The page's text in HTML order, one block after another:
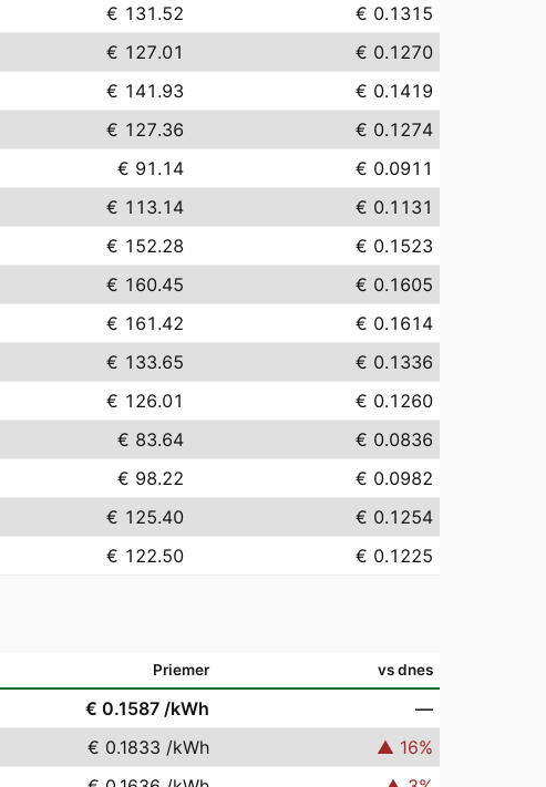
€ 131.52
€ 0.1315
€ 127.01
€ 0.1270
€ 141.93
€ 0.1419
€ 127.36
€ 0.1274
€ 91.14
€ 0.0911
€ 113.14
€ 0.1131
€ 152.28
€ 0.1523
€ 160.45
€ 0.1605
€ 161.42
€ 0.1614
€ 133.65
€ 0.1336
€ 126.01
€ 0.1260
€ 83.64
€ 0.0836
€ 98.22
€ 0.0982
€ 125.40
€ 0.1254
€ 122.50 € 0.1225
Priemer vs dnes
€ 0.1587 /kWh
—
€ 0.1833 /kWh ▲ 16%